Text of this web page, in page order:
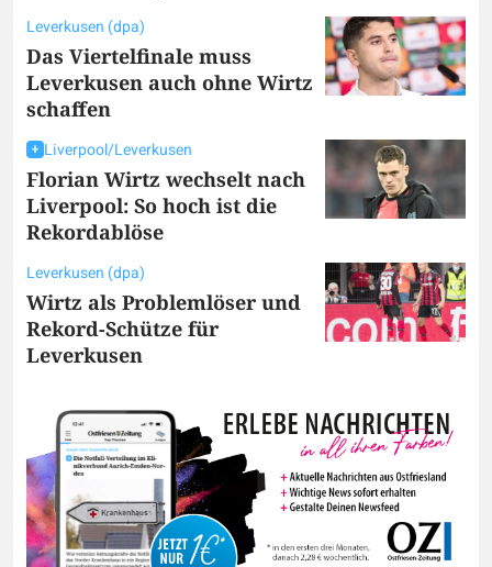
Leverkusen (dpa)
Das Viertelfinale muss
Leverkusen auch ohne Wirtz
schaffen
Liverpool/Leverkusen
Florian Wirtz wechselt nach
Liverpool: So hoch ist die
Rekordablöse
Leverkusen (dpa)
Wirtz als Problemlöser und
Rekord-Schütze für
Leverkusen